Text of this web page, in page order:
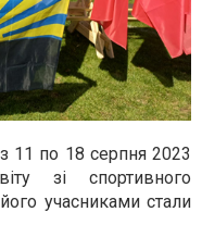
11 по 18 серпня 2023
зі спортивного
учасниками стали